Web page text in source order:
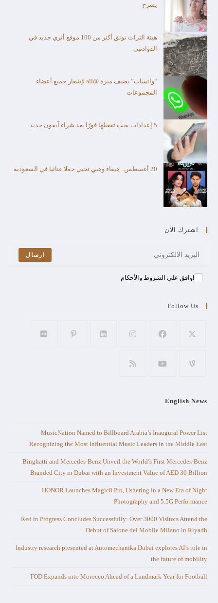
يشرح
هيئة التراث توثق أكثر من 100 موقع أثري جديد في
الدوادمي
“واتساب” يضيف ميزة @all لإشعار جميع أعضاء
المجموعات
5 إعدادات يجب تفعيلها فورًا بعد شراء آيفون جديد
20 أغسطس.. هيفاء وهبي تحيي حفلا غنائيا في السعودية
اشترك الان
ارسال
اوافق على الشروط والأحكام
Follow Us
English News
MusicNation Named to Billboard Arabia’s Inaugural Power List
Recognizing the Most Influential Music Leaders in the Middle East
Binghatti and Mercedes-Benz Unveil the World’s First Mercedes-Benz
Branded City in Dubai with an Investment Value of AED 30 Billion
HONOR Launches Magic8 Pro, Ushering in a New Era of Night
Photography and 5.5G Performance
Red in Progress Concludes Successfully: Over 3000 Visitors Attend the
Debut of Salone del Mobile.Milano in Riyadh
Industry research presented at Automechanika Dubai explores AI’s role in
the future of mobility
TOD Expands into Morocco Ahead of a Landmark Year for Football